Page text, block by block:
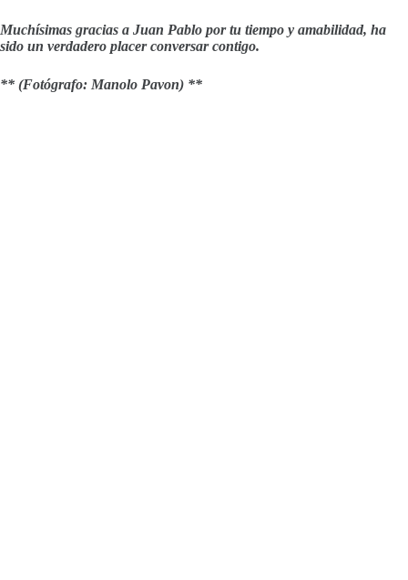
Muchísimas gracias a Juan Pablo por tu tiempo y amabilidad, ha
sido un verdadero placer conversar contigo.
** (Fotógrafo: Manolo Pavon) **